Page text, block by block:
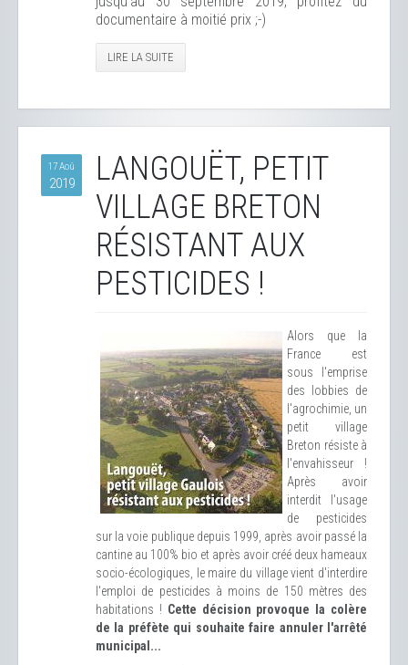
documentaire à moitié prix ;-)
LIRE LA SUITE
17 Aoû
2019
LANGOUËT, PETIT
VILLAGE BRETON
RÉSISTANT AUX
PESTICIDES !
Alors que la
France est
sous l'emprise
des lobbies de
l'agrochimie, un
petit village
Breton résiste à
l'envahisseur !
Après avoir
interdit l'usage
de pesticides
sur la voie publique depuis 1999, après avoir passé la
cantine au 100% bio et après avoir créé deux hameaux
socio-écologiques, le maire du village vient d'interdire
l'emploi de pesticides à moins de 150 mètres des
habitations ! Cette décision provoque la colère
de la préfète qui souhaite faire annuler l'arrêté
municipal...